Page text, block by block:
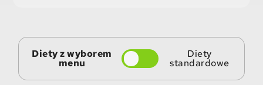
Diety z wyborem
menu
Diety
standardowe